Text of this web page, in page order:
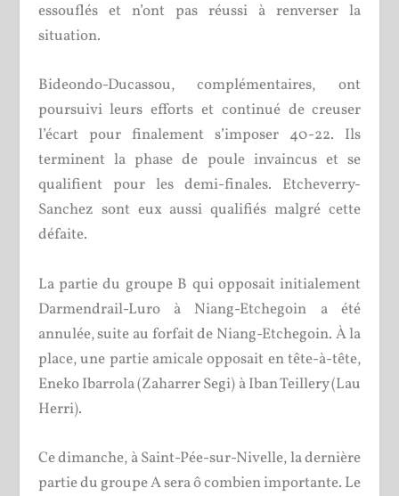
essouflés et n’ont pas réussi à renverser la
situation.
Bideondo-Ducassou, complémentaires, ont
poursuivi leurs efforts et continué de creuser
l’écart pour finalement s’imposer 40-22. Ils
terminent la phase de poule invaincus et se
qualifient pour les demi-finales. Etcheverry-
Sanchez sont eux aussi qualifiés malgré cette
défaite.
La partie du groupe B qui opposait initialement
Darmendrail-Luro à Niang-Etchegoin a été
annulée, suite au forfait de Niang-Etchegoin. À la
place, une partie amicale opposait en tête-à-tête,
Eneko Ibarrola (Zaharrer Segi) à Iban Teillery (Lau
Herri).
Ce dimanche, à Saint-Pée-sur-Nivelle, la dernière
partie du groupe A sera ô combien importante. Le